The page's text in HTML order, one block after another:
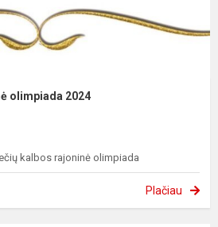
olimpiada 2024
kalbos rajoninė olimpiada
Plačiau